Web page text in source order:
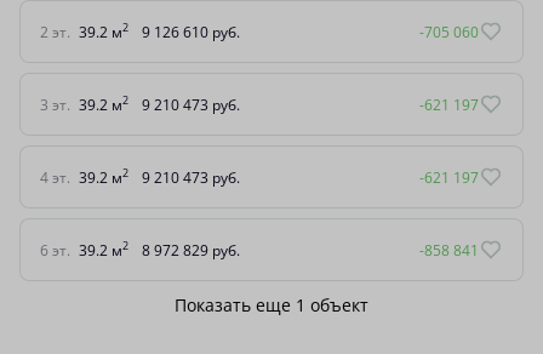
2 эт. 39.2 м2 9 126 610 руб. -705 060
3 эт. 39.2 м2 9 210 473 руб. -621 197
4 эт. 39.2 м2 9 210 473 руб. -621 197
6 эт. 39.2 м2 8 972 829 руб. -858 841
Показать еще 1 объект